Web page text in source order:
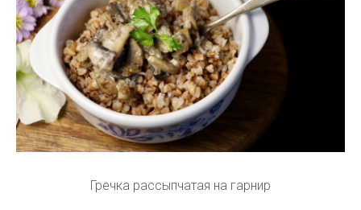
Гречка рассыпчатая на гарнир